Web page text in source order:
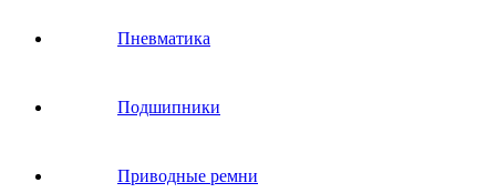
Пневматика
Подшипники
Приводные ремни